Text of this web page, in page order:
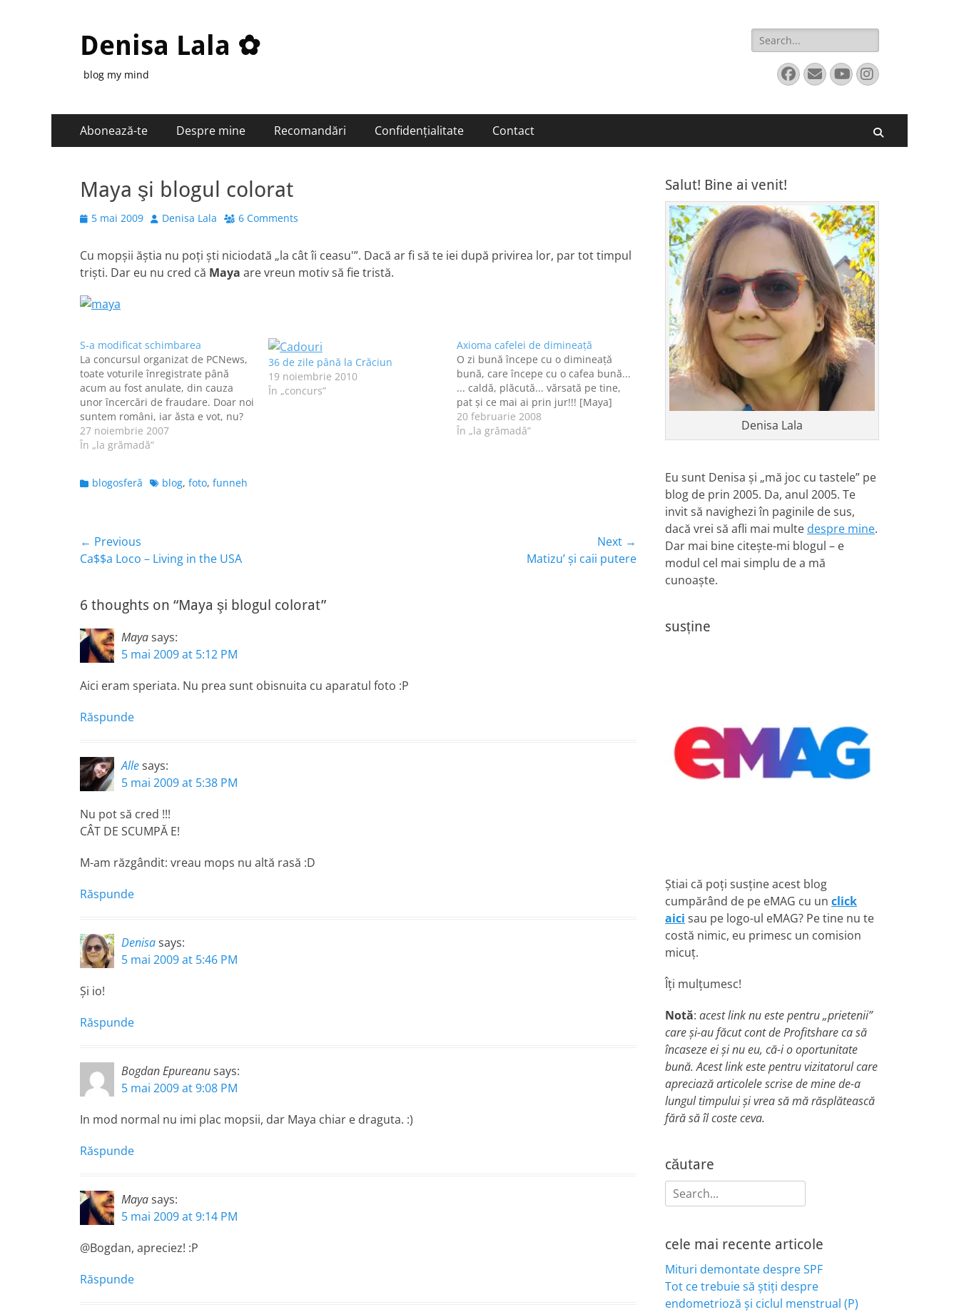
Denisa Lala ✿
blog my mind
Search
for:
Facebook
EmailYouTube
Instagram
Primary
Menu
Abonează-te Despre mine Recomandări Confidențialitate Contact
Maya şi blogul colorat
Posted
5 mai 2009 Author
Denisa Lala 6 Comments
Cu mopşii ăştia nu poţi şti niciodată „la cât îi ceasu'”. Dacă ar fi să te iei după privirea lor, par tot timpul
trişti. Dar eu nu cred că Maya are vreun motiv să fie tristă.
S-a modificat schimbarea
La concursul organizat de PCNews,
toate voturile înregistrate până
acum au fost anulate, din cauza
unor încercări de fraudare. Doar noi
suntem români, iar ăsta e vot, nu?
Păi, atunci, în autobuze și pe cai, că
votăm! Ce vroiam eu să anunț, de
27 noiembrie 2007
În „la grămadă”
36 de zile până la Crăciun
19 noiembrie 2010
În „concurs”
Axioma cafelei de dimineaţă
O zi bună începe cu o dimineaţă
bună, care începe cu o cafea bună...
... caldă, plăcută... vărsată pe tine,
pat şi ce mai ai prin jur!!! [Maya]
20 februarie 2008
În „la grămadă”
Categories
blogosferă Tagsblog, foto, funneh
Navigare
în
articole
← Previous
Previous
Ca$$a Loco – Living in the USA
Next →
Matizu’ şi caii putere
6 thoughts on “Maya şi blogul colorat”
Mayasays:
5 mai 2009 at 5:12 PM
Aici eram speriata. Nu prea sunt obisnuita cu aparatul foto :P
Răspunde
Allesays:
5 mai 2009 at 5:38 PM
Nu pot să cred !!!
CÂT DE SCUMPĂ E!
M-am răzgândit: vreau mops nu altă rasă :D
Răspunde
Denisasays:
5 mai 2009 at 5:46 PM
Şi io!
Răspunde
Bogdan Epureanusays:
5 mai 2009 at 9:08 PM
In mod normal nu imi plac mopsii, dar Maya chiar e draguta. :)
Răspunde
Mayasays:
5 mai 2009 at 9:14 PM
@Bogdan, apreciez! :P
Răspunde
Salut! Bine ai venit!
Denisa Lala
Eu sunt Denisa și „mă joc cu tastele” pe
blog de prin 2005. Da, anul 2005. Te
invit să navighezi în paginile de sus,
dacă vrei să afli mai multe despre mine.
Dar mai bine citește-mi blogul – e
modul cel mai simplu de a mă
cunoaște.
susține
Știai că poți susține acest blog
cumpărând de pe eMAG cu un click
aici sau pe logo-ul eMAG? Pe tine nu te
costă nimic, eu primesc un comision
micuț.
Îți mulțumesc!
Notă: acest link nu este pentru „prietenii”
care și-au făcut cont de Profitshare ca să
încaseze ei și nu eu, că-i o oportunitate
bună. Acest link este pentru vizitatorul care
apreciază articolele scrise de mine de-a
lungul timpului și vrea să mă răsplătească
fără să îl coste ceva.
căutare
Search
for:
cele mai recente articole
Mituri demontate despre SPF
Tot ce trebuie să știți despre
endometrioză și ciclul menstrual (P)